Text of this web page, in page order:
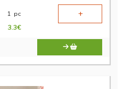
1 pc +
3.3€